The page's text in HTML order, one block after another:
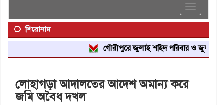
Toggle
শিরোনাম
গৌরীপুরে জুলাই শহিদ পরিবার ও জুলাই
লোহাগড়া আদালতের আদেশ অমান্য করে
জমি অবৈধ দখল